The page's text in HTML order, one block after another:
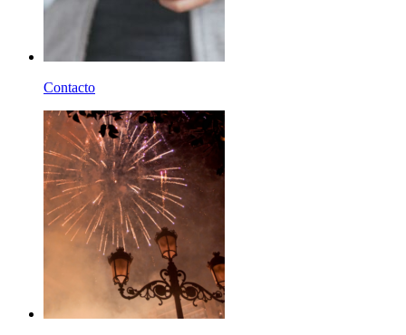
Contacto